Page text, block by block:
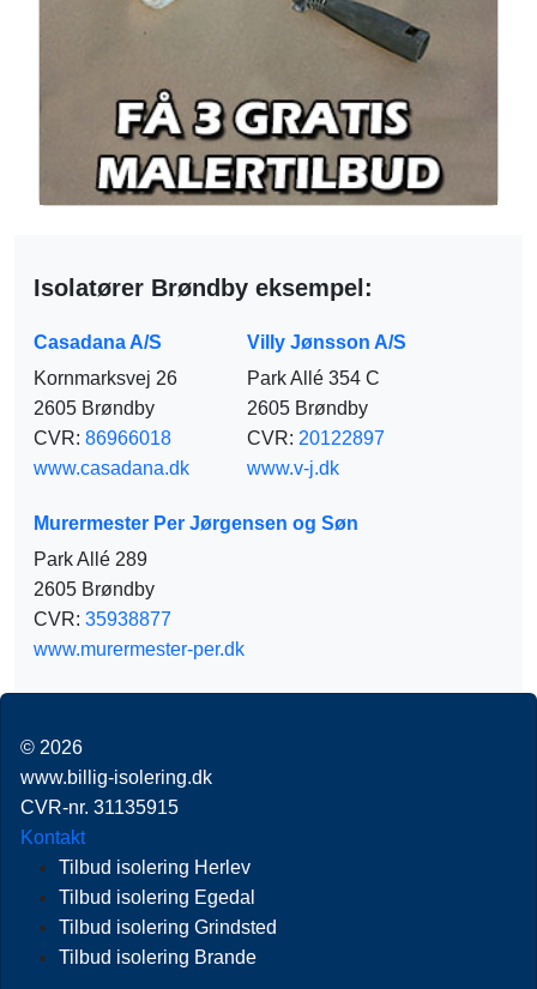
Isolatører Brøndby eksempel:
Casadana A/S
Kornmarksvej 26
2605 Brøndby
CVR: 86966018
www.casadana.dk
Villy Jønsson A/S
Park Allé 354 C
2605 Brøndby
CVR: 20122897
www.v-j.dk
Murermester Per Jørgensen og Søn
Park Allé 289
2605 Brøndby
CVR: 35938877
www.murermester-per.dk
© 2026
www.billig-isolering.dk
CVR-nr. 31135915
Kontakt
Tilbud isolering Herlev
Tilbud isolering Egedal
Tilbud isolering Grindsted
Tilbud isolering Brande